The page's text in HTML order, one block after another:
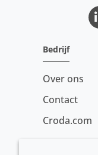
Bedrijf
Over ons
Contact
Croda.com